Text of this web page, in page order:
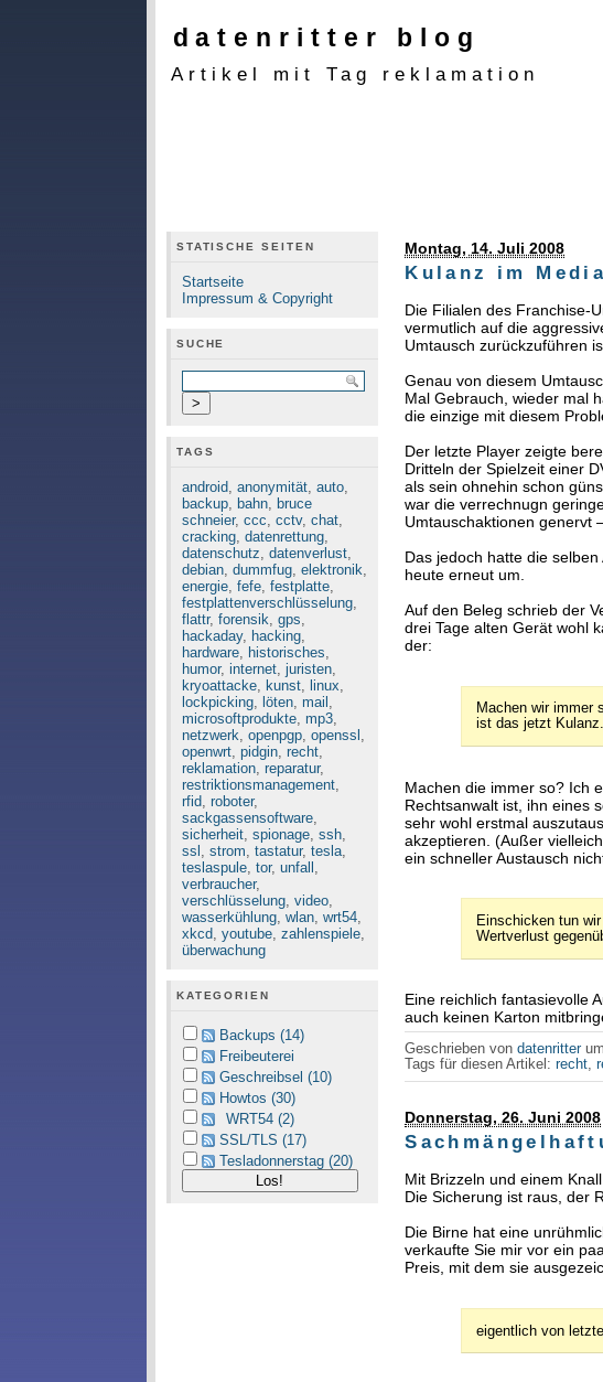
datenritter blog
Artikel mit Tag reklamation
STATISCHE SEITEN
Startseite
Impressum & Copyright
SUCHE
TAGS
android, anonymität, auto,
backup, bahn, bruce
schneier, ccc, cctv, chat,
cracking, datenrettung,
datenschutz, datenverlust,
debian, dummfug, elektronik,
energie, fefe, festplatte,
festplattenverschlüsselung,
flattr, forensik, gps,
hackaday, hacking,
hardware, historisches,
humor, internet, juristen,
kryoattacke, kunst, linux,
lockpicking, löten, mail ,
microsoftprodukte, mp3,
netzwerk, openpgp, openssl ,
openwrt, pidgin, recht,
reklamation, reparatur,
restriktionsmanagement,
rfid, roboter,
sackgassensoftware,
sicherheit, spionage, ssh,
ssl , strom, tastatur, tesla,
teslaspule, tor, unfall ,
verbraucher,
verschlüsselung, video,
wasserkühlung, wlan, wrt54,
xkcd, youtube, zahlenspiele,
überwachung
KATEGORIEN
Backups (14)
Freibeuterei
Geschreibsel (10)
Howtos (30)
WRT54 (2)
SSL/TLS (17)
Tesladonnerstag (20)
Montag, 14. Juli 2008
Kulanz im
Die Filialen des Franchise-
vermutlich auf die
Umtausch zurückzuführen
Genau von diesem
Mal Gebrauch, wieder mal
die einzige mit diesem
Der letzte Player zeigte
Dritteln der Spielzeit einer
als sein ohnehin schon
war die verrechnugn
Umtauschaktionen genervt
Das jedoch hatte die
heute erneut um.
Auf den Beleg schrieb der
drei Tage alten Gerät wohl
der:
Machen wir immer
ist das jetzt Kulanz.
Machen die immer so? Ich
Rechtsanwalt ist, ihn eines
sehr wohl erstmal
akzeptieren. (Außer
ein schneller Austausch
Einschicken tun
Wertverlust
Eine reichlich fantasievolle
auch keinen Karton
Geschrieben vondatenritterum
Tags für diesen Artikel:recht,
Donnerstag, 26. Juni 2008
Mit Brizzeln und einem
Die Sicherung ist raus, der
Die Birne hat eine
verkaufte Sie mir vor ein
Preis, mit dem sie
eigentlich von